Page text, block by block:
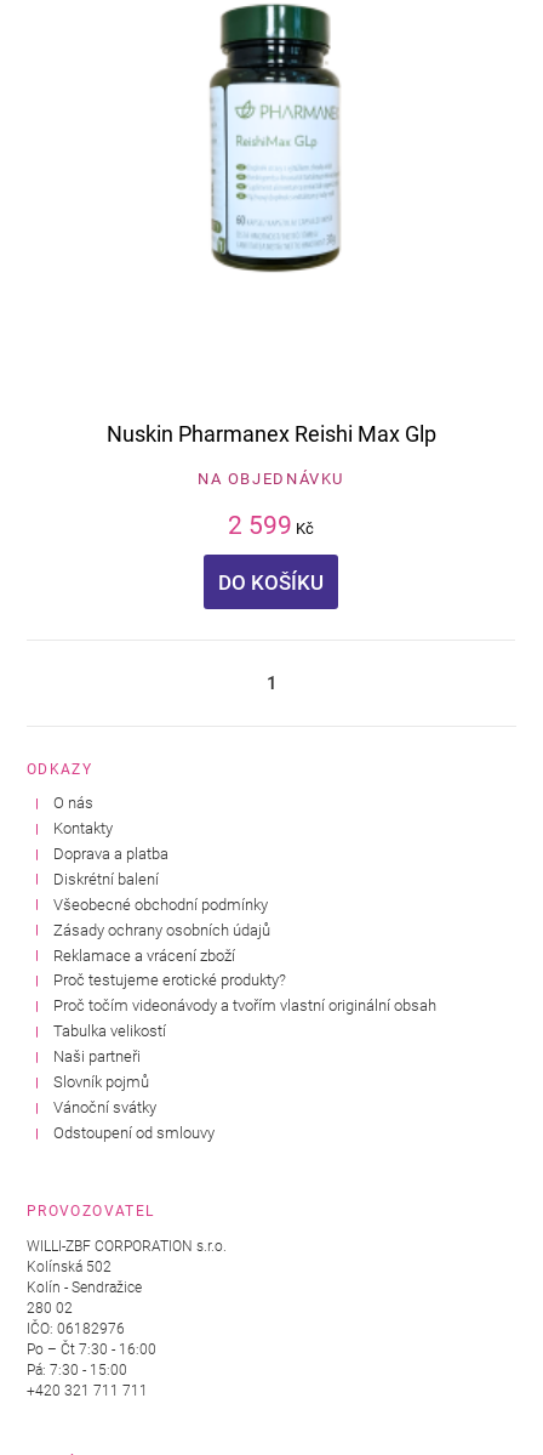
Nuskin Pharmanex Reishi Max Glp
NA OBJEDNÁVKU
2 599 Kč
DO KOŠÍKU
1
ODKAZY
O nás
Kontakty
Doprava a platba
Diskrétní balení
Všeobecné obchodní podmínky
Zásady ochrany osobních údajů
Reklamace a vrácení zboží
Proč testujeme erotické produkty?
Proč točím videonávody a tvořím vlastní originální obsah
Tabulka velikostí
Naši partneři
Slovník pojmů
Vánoční svátky
Odstoupení od smlouvy
PROVOZOVATEL
WILLI-ZBF CORPORATION s.r.o.
Kolínská 502
Kolín - Sendražice
280 02
IČO: 06182976
Po – Čt 7:30 - 16:00
Pá: 7:30 - 15:00
+420 321 711 711